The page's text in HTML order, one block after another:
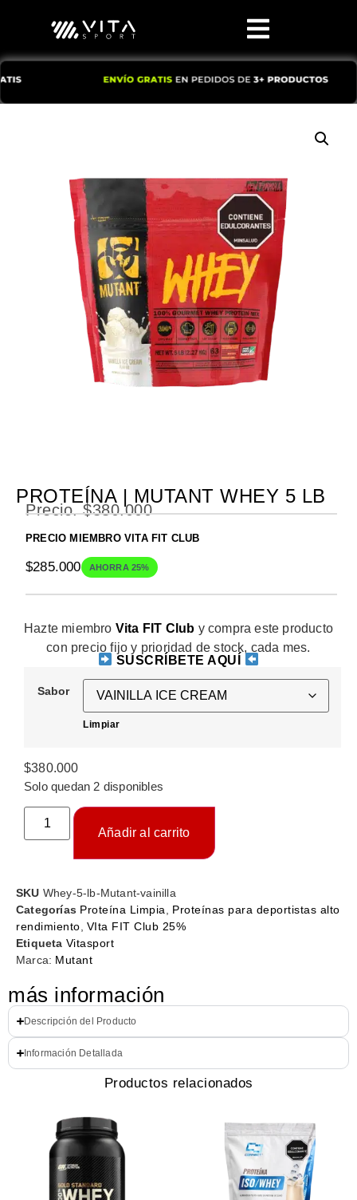
PROTEÍNA | MUTANT WHEY 5 LB
Precio.$380.000
PRECIO MIEMBRO VITA FIT CLUB
$285.000 AHORRA 25%
Hazte miembro Vita FIT Club y compra este producto
con precio fijo y prioridad de stock, cada mes.
SUSCRÍBETE AQUÍ
Sabor
Limpiar
$380.000
Solo quedan 2 disponibles
Añadir al carrito
SKU Whey-5-lb-Mutant-vainilla
Categorías Proteína Limpia, Proteínas para deportistas alto
rendimiento, VIta FIT Club 25%
Etiqueta Vitasport
Marca: Mutant
más información
Descripción del Producto
Información Detallada
Productos relacionados